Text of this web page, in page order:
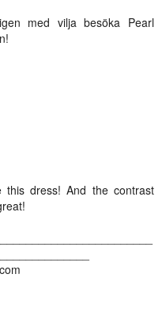
med vilja besöka Pearl
dress! And the contrast